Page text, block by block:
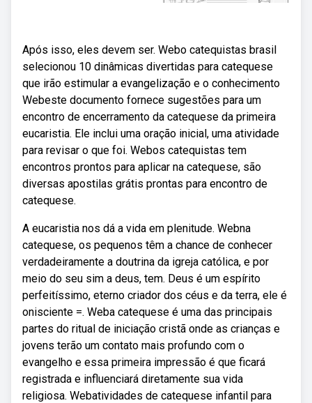
Após isso, eles devem ser. Webo catequistas brasil
selecionou 10 dinâmicas divertidas para catequese
que irão estimular a evangelização e o conhecimento
Webeste documento fornece sugestões para um
encontro de encerramento da catequese da primeira
eucaristia. Ele inclui uma oração inicial, uma atividade
para revisar o que foi. Webos catequistas tem
encontros prontos para aplicar na catequese, são
diversas apostilas grátis prontas para encontro de
catequese.
A eucaristia nos dá a vida em plenitude. Webna
catequese, os pequenos têm a chance de conhecer
verdadeiramente a doutrina da igreja católica, e por
meio do seu sim a deus, tem. Deus é um espírito
perfeitíssimo, eterno criador dos céus e da terra, ele é
onisciente =. Weba catequese é uma das principais
partes do ritual de iniciação cristã onde as crianças e
jovens terão um contato mais profundo com o
evangelho e essa primeira impressão é que ficará
registrada e influenciará diretamente sua vida
religiosa. Webatividades de catequese infantil para